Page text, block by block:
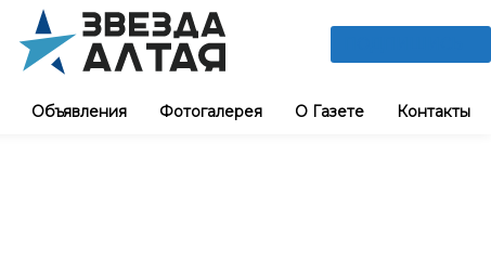
Объявления Фотогалерея О Газете Контакты